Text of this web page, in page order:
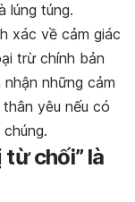
lúng túng.
xác về cảm giác
trừ chính bản
những cảm
yêu nếu có
từ chối” là